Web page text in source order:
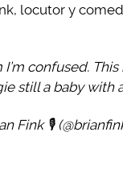
locutor y
I’m confused.
still a baby with
Fink 🎙